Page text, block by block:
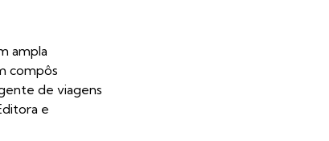
ampla
compôs
de viagens
e